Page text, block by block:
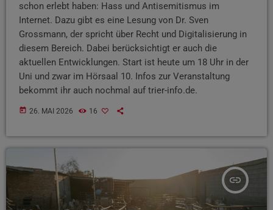
schon erlebt haben: Hass und Antisemitismus im
Internet. Dazu gibt es eine Lesung von Dr. Sven
Grossmann, der spricht über Recht und Digitalisierung in
diesem Bereich. Dabei berücksichtigt er auch die
aktuellen Entwicklungen. Start ist heute um 18 Uhr in der
Uni und zwar im Hörsaal 10. Infos zur Veranstaltung
bekommt ihr auch nochmal auf trier-info.de.
today 26. MAI 2026 16
insert_link